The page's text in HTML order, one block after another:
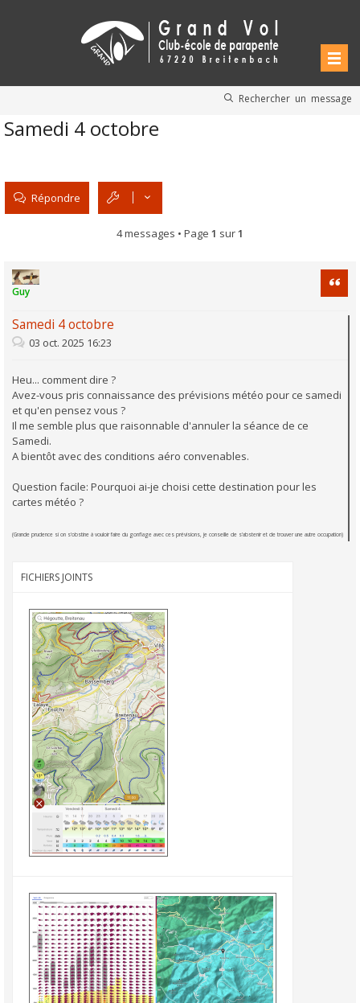
Rechercher un message
Samedi 4 octobre
Répondre
4 messages • Page 1 sur1
Guy
Samedi 4 octobre
03 oct. 2025 16:23
Heu... comment dire ?
Avez-vous pris connaissance des prévisions météo pour ce samedi
et qu'en pensez vous ?
Il me semble plus que raisonnable d'annuler la séance de ce
Samedi.
A bientôt avec des conditions aéro convenables.
Question facile: Pourquoi ai-je choisi cette destination pour les
cartes météo ?
(Grande prudence si on s'obstine à vouloir faire du gonflage avec ces prévisions, je conseille de s'abstenir et de trouver une autre occupation)
FICHIERS JOINTS